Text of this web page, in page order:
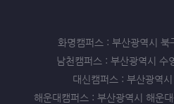
화명캠퍼스 : 부산광역시
남천캠퍼스 : 부산광역시
대신캠퍼스 : 부산광역
해운대캠퍼스 : 부산광역시 해운